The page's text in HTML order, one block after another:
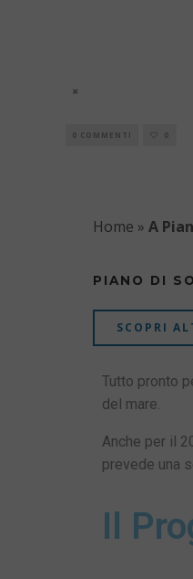
0 COMMENTI 0
Home » A
PIANO DI
SCOPRI
Tutto pronto
del mare.
Anche per il
prevede una
Il